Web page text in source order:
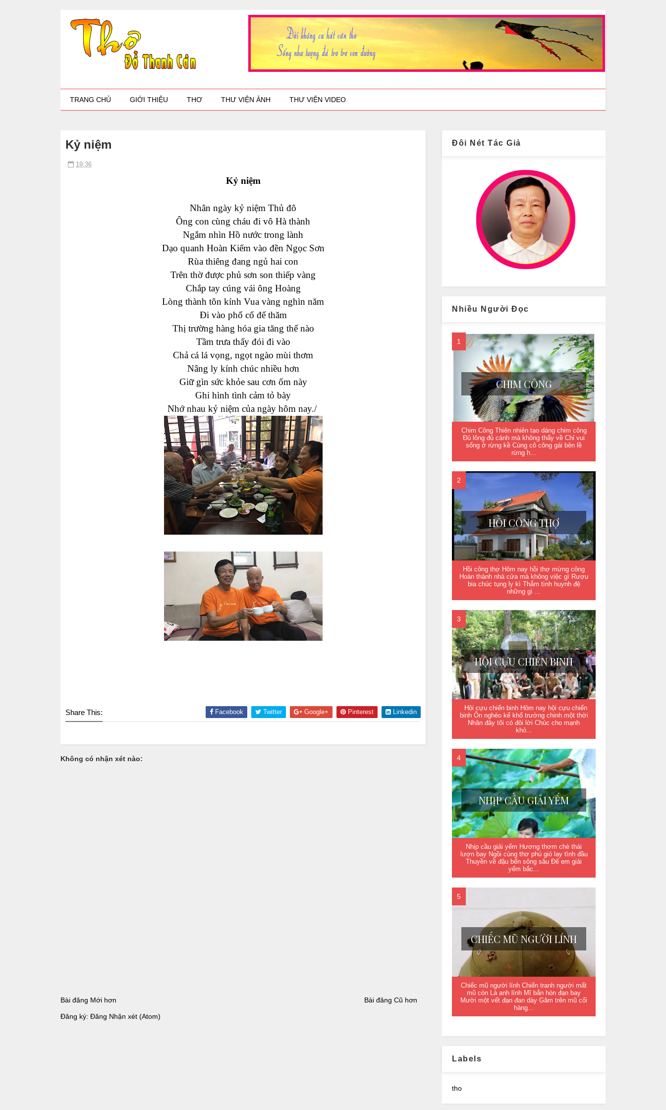
TRANG CHỦ GIỚI THIỆU THƠ THƯ VIỆN ẢNH THƯ VIỆN VIDEO
Kỷ niệm
19:36
Kỷ niệm
Nhân ngày kỷ niệm Thủ đô
Ông con cùng cháu đi vô Hà thành
Ngắm nhìn Hồ nước trong lành
Dạo quanh Hoàn Kiếm vào đền Ngọc Sơn
Rùa thiêng đang ngủ hai con
Trên thờ được phủ sơn son thiếp vàng
Chắp tay cúng vái ông Hoàng
Lòng thành tôn kính Vua vàng nghìn năm
Đi vào phố cổ để thăm
Thị trường hàng hóa gia tăng thế nào
Tầm trưa thấy đói đi vào
Chả cá lá vọng, ngọt ngào mùi thơm
Nâng ly kính chúc nhiều hơn
Giữ gìn sức khỏe sau cơn ốm này
Ghi hình tình cảm tỏ bày
Nhớ nhau kỷ niệm của ngày hôm nay./
Share This: Facebook Twitter Google+ Pinterest Linkedin
Không có nhận xét nào:
Bài đăng Mới hơn Bài đăng Cũ hơn
Đăng ký: Đăng Nhận xét (Atom)
Đôi Nét Tác Giả
Nhiều Người Đọc
CHIM CÔNG
Chim Công Thiên nhiên tạo dáng chim công
Đủ lông đủ cánh mà không thấy về Chỉ vui
sống ở rừng kề Cùng cô công gái bên lề
rừng h...
HỒI CÔNG THỢ
Hồi công thợ Hôm nay hồi thợ mừng công
Hoàn thành nhà cửa mà không việc gì Rượu
bia chúc tụng ly kì Thắm tình huynh đệ
những gì ...
HỘI CỰU CHIẾN BINH
Hội cựu chiến binh Hôm nay hội cựu chiến
binh Ôn nghèo kể khổ trường chinh một thời
Nhân đây tôi có đôi lời Chúc cho mạnh
khỏ...
NHỊP CẦU GIẢI YẾM
Nhịp cầu giải yếm Hương thơm chè thái
lượn bay Ngồi cùng thơ phú gió lay tình đầu
Thuyền về đậu bến sông sâu Để em giải
yếm bắc...
CHIẾC MŨ NGƯỜI LÍNH
Chiếc mũ người lính Chiến tranh người mất
mũ còn Là anh lính Mĩ bắn hòn đạn bay
Mười một vết đạn đan dày Găm trên mũ cối
hàng...
Labels
tho